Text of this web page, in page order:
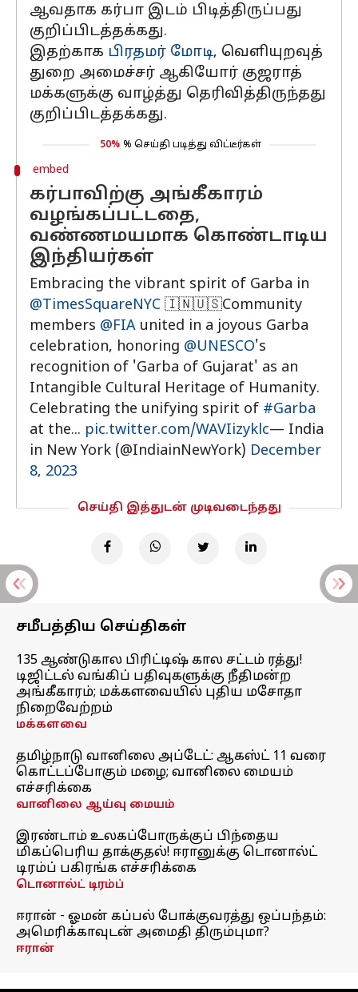
ஆவதாக கர்பா இடம் பிடித்திருப்பது
குறிப்பிடத்தக்கது.
இதற்காக பிரதமர் மோடி, வெளியுறவுத்
துறை அமைச்சர் ஆகியோர் குஜராத்
மக்களுக்கு வாழ்த்து தெரிவித்திருந்தது
குறிப்பிடத்தக்கது.
50% % செய்தி படித்து விட்டீர்கள்
embed
கர்பாவிற்கு அங்கீகாரம்
வழங்கப்பட்டதை,
வண்ணமயமாக கொண்டாடிய
இந்தியர்கள்
Embracing the vibrant spirit of Garba in
@TimesSquareNYC 🇮🇳🇺🇸Community
members @FIA united in a joyous Garba
celebration, honoring @UNESCO's
recognition of 'Garba of Gujarat' as an
Intangible Cultural Heritage of Humanity.
Celebrating the unifying spirit of #Garba
at the... pic.twitter.com/WAVIizyklc— India
in New York (@IndiainNewYork) December
8, 2023
செய்தி இத்துடன் முடிவடைந்தது
சமீபத்திய செய்திகள்
135 ஆண்டுகால பிரிட்டிஷ் கால சட்டம் ரத்து!
டிஜிட்டல் வங்கிப் பதிவுகளுக்கு நீதிமன்ற
அங்கீகாரம்; மக்களவையில் புதிய மசோதா
நிறைவேற்றம்
மக்களவை
தமிழ்நாடு வானிலை அப்டேட்: ஆகஸ்ட் 11 வரை
கொட்டப்போகும் மழை; வானிலை மையம்
எச்சரிக்கை
வானிலை ஆய்வு மையம்
இரண்டாம் உலகப்போருக்குப் பிந்தைய
மிகப்பெரிய தாக்குதல்! ஈரானுக்கு டொனால்ட்
டிரம்ப் பகிரங்க எச்சரிக்கை
டொனால்ட் டிரம்ப்
ஈரான் - ஓமன் கப்பல் போக்குவரத்து ஒப்பந்தம்:
அமெரிக்காவுடன் அமைதி திரும்புமா?
ஈரான்